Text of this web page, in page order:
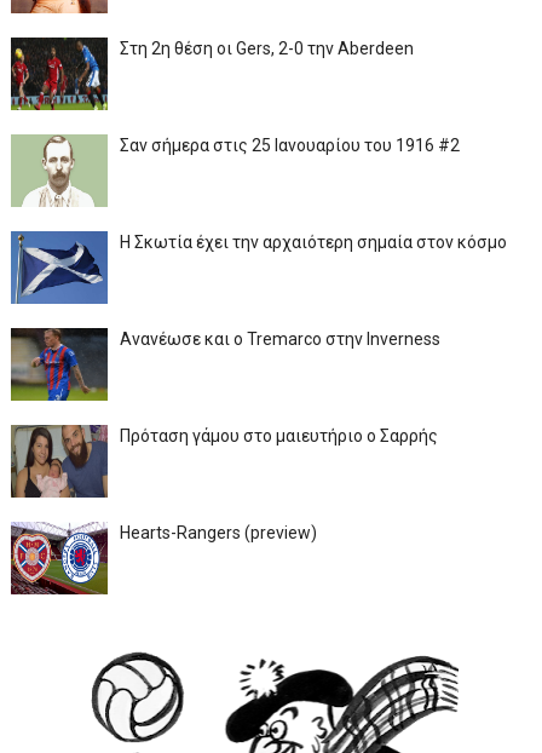
Στη 2η θέση οι Gers, 2-0 την Aberdeen
Σαν σήμερα στις 25 Ιανουαρίου του 1916 #2
Η Σκωτία έχει την αρχαιότερη σημαία στον κόσμο
Ανανέωσε και ο Tremarco στην Inverness
Πρόταση γάμου στο μαιευτήριο ο Σαρρής
Hearts-Rangers (preview)